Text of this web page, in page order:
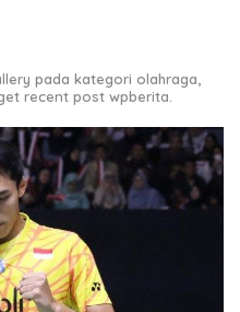
pada kategori olahraga,
recent post wpberita.